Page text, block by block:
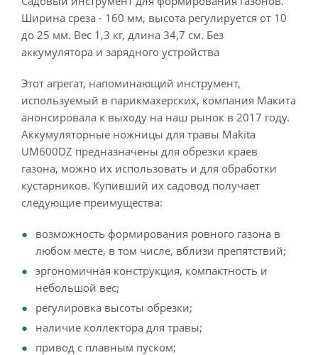
Ширина среза - 160 мм, высота регулируется от 10
до 25 мм. Вес 1,3 кг, длина 34,7 см. Без
аккумулятора и зарядного устройства
Этот агрегат, напоминающий инструмент,
используемый в парикмахерских, компания Макита
анонсировала к выходу на наш рынок в 2017 году.
Аккумуляторные ножницы для травы Makita
UM600DZ предназначены для обрезки краев
газона, можно их использовать и для обработки
кустарников. Купивший их садовод получает
следующие преимущества:
возможность формирования ровного газона в
любом месте, в том числе, вблизи препятствий;
эргономичная конструкция, компактность и
небольшой вес;
регулировка высоты обрезки;
наличие коллектора для травы;
привод с плавным пуском;